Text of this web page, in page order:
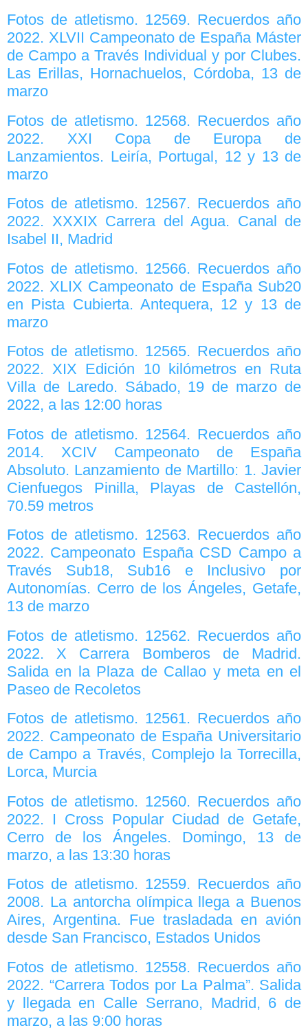
Fotos de atletismo. 12569. Recuerdos año
2022. XLVII Campeonato de España Máster
de Campo a Través Individual y por Clubes.
Las Erillas, Hornachuelos, Córdoba, 13 de
marzo
Fotos de atletismo. 12568. Recuerdos año
2022. XXI Copa de Europa de
Lanzamientos. Leiría, Portugal, 12 y 13 de
marzo
Fotos de atletismo. 12567. Recuerdos año
2022. XXXIX Carrera del Agua. Canal de
Isabel II, Madrid
Fotos de atletismo. 12566. Recuerdos año
2022. XLIX Campeonato de España Sub20
en Pista Cubierta. Antequera, 12 y 13 de
marzo
Fotos de atletismo. 12565. Recuerdos año
2022. XIX Edición 10 kilómetros en Ruta
Villa de Laredo. Sábado, 19 de marzo de
2022, a las 12:00 horas
Fotos de atletismo. 12564. Recuerdos año
2014. XCIV Campeonato de España
Absoluto. Lanzamiento de Martillo: 1. Javier
Cienfuegos Pinilla, Playas de Castellón,
70.59 metros
Fotos de atletismo. 12563. Recuerdos año
2022. Campeonato España CSD Campo a
Través Sub18, Sub16 e Inclusivo por
Autonomías. Cerro de los Ángeles, Getafe,
13 de marzo
Fotos de atletismo. 12562. Recuerdos año
2022. X Carrera Bomberos de Madrid.
Salida en la Plaza de Callao y meta en el
Paseo de Recoletos
Fotos de atletismo. 12561. Recuerdos año
2022. Campeonato de España Universitario
de Campo a Través, Complejo la Torrecilla,
Lorca, Murcia
Fotos de atletismo. 12560. Recuerdos año
2022. I Cross Popular Ciudad de Getafe,
Cerro de los Ángeles. Domingo, 13 de
marzo, a las 13:30 horas
Fotos de atletismo. 12559. Recuerdos año
2008. La antorcha olímpica llega a Buenos
Aires, Argentina. Fue trasladada en avión
desde San Francisco, Estados Unidos
Fotos de atletismo. 12558. Recuerdos año
2022. “Carrera Todos por La Palma”. Salida
y llegada en Calle Serrano, Madrid, 6 de
marzo, a las 9:00 horas